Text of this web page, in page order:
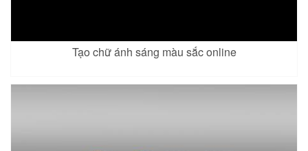
Tạo chữ ánh sáng màu sắc online